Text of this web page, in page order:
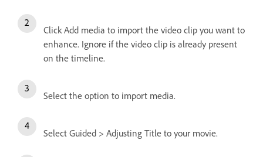
Click Add media to import the video clip you want to
enhance. Ignore if the video clip is already present
on the timeline.
Select the option to import media.
Select Guided > Adjusting Title to your movie.